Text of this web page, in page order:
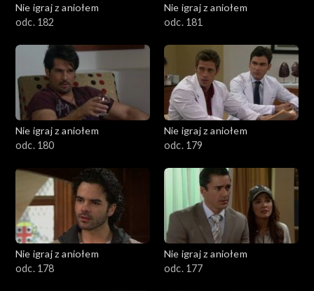
Nie igraj z aniołem
odc. 182
Nie igraj z aniołem
odc. 181
Nie igraj z aniołem
odc. 180
Nie igraj z aniołem
odc. 179
Nie igraj z aniołem
odc. 178
Nie igraj z aniołem
odc. 177